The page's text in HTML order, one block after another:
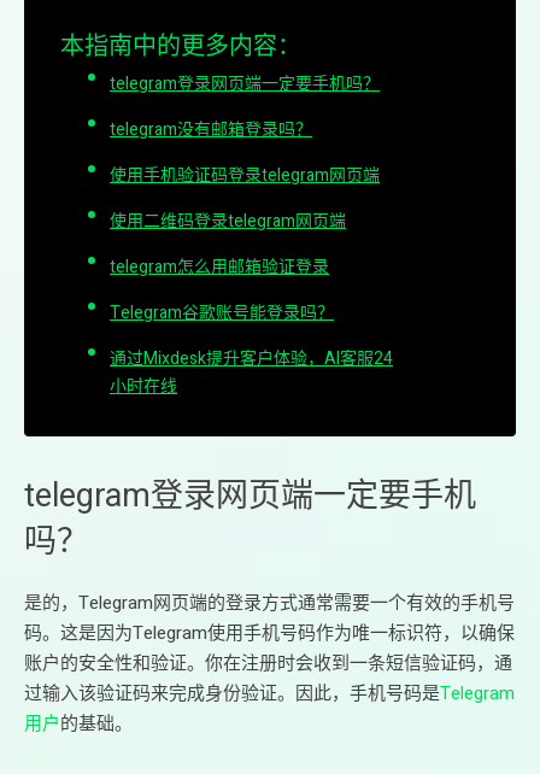
本指南中的更多内容：
telegram登录网页端一定要手机吗？
telegram没有邮箱登录吗？
使用手机验证码登录telegram网页端
使用二维码登录telegram网页端
telegram怎么用邮箱验证登录
Telegram谷歌账号能登录吗？
通过Mixdesk提升客户体验，AI客服24
小时在线
telegram登录网页端一定要手机
吗？
是的，Telegram网页端的登录方式通常需要一个有效的手机号
码。这是因为Telegram使用手机号码作为唯一标识符，以确保
账户的安全性和验证。你在注册时会收到一条短信验证码，通
过输入该验证码来完成身份验证。因此，手机号码是Telegram
用户的基础。